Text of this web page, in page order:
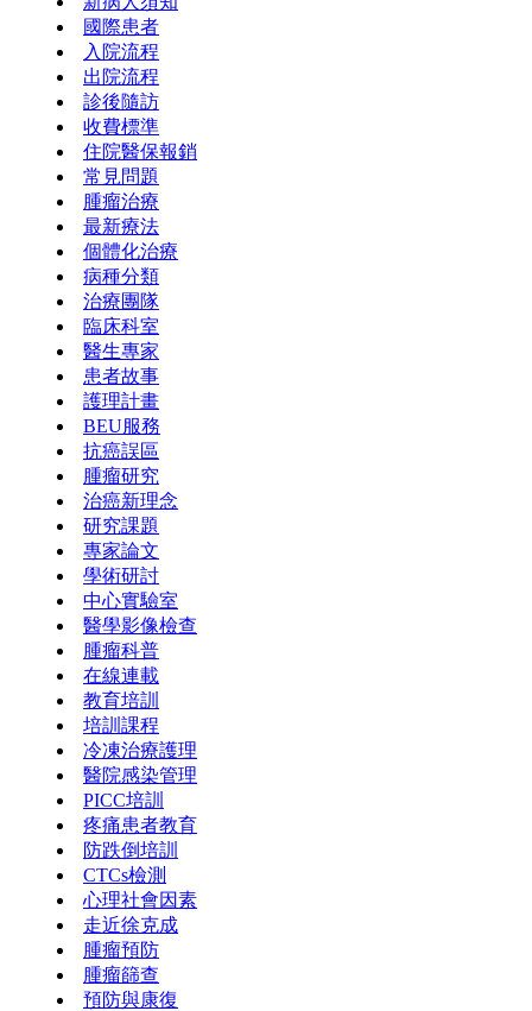
國際患者
入院流程
出院流程
診後隨訪
收費標準
住院醫保報銷
常見問題
腫瘤治療
最新療法
個體化治療
病種分類
治療團隊
臨床科室
醫生專家
患者故事
護理計畫
BEU服務
抗癌誤區
腫瘤研究
治癌新理念
研究課題
專家論文
學術研討
中心實驗室
醫學影像檢查
腫瘤科普
在線連載
教育培訓
培訓課程
冷凍治療護理
醫院感染管理
PICC培訓
疼痛患者教育
防跌倒培訓
CTCs檢測
心理社會因素
走近徐克成
腫瘤預防
腫瘤篩查
預防與康復